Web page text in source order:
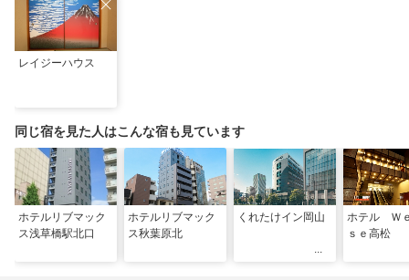
レイジーハウス
同じ宿を見た人はこんな宿も見ています
ホテルリブマック
ス浅草橋駅北口
ホテルリブマック
ス秋葉原北
くれたけイン岡山
ホテル Ｗ
ｓｅ高松